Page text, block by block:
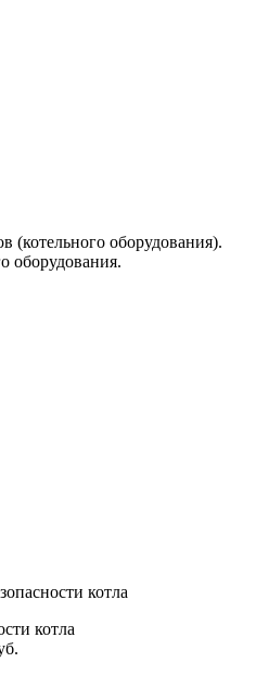
(котельного оборудования).
оборудования.
котла
котла